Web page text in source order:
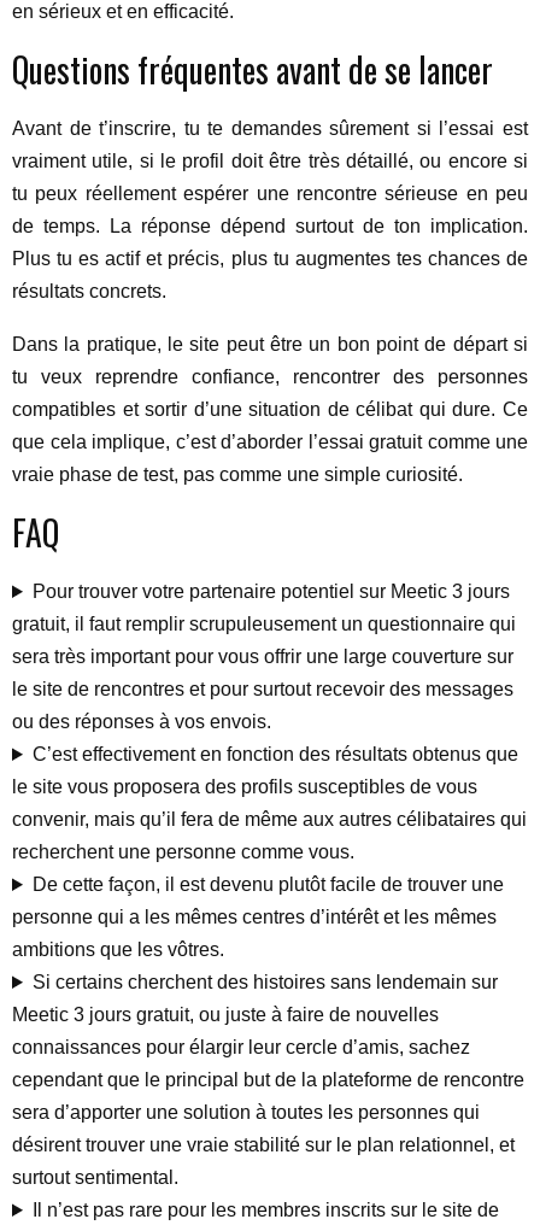
en sérieux et en efficacité.
Questions fréquentes avant de se lancer
Avant de t’inscrire, tu te demandes sûrement si l’essai est
vraiment utile, si le profil doit être très détaillé, ou encore si
tu peux réellement espérer une rencontre sérieuse en peu
de temps. La réponse dépend surtout de ton implication.
Plus tu es actif et précis, plus tu augmentes tes chances de
résultats concrets.
Dans la pratique, le site peut être un bon point de départ si
tu veux reprendre confiance, rencontrer des personnes
compatibles et sortir d’une situation de célibat qui dure. Ce
que cela implique, c’est d’aborder l’essai gratuit comme une
vraie phase de test, pas comme une simple curiosité.
FAQ
Pour trouver votre partenaire potentiel sur Meetic 3 jours
gratuit, il faut remplir scrupuleusement un questionnaire qui
sera très important pour vous offrir une large couverture sur
le site de rencontres et pour surtout recevoir des messages
ou des réponses à vos envois.
C’est effectivement en fonction des résultats obtenus que
le site vous proposera des profils susceptibles de vous
convenir, mais qu’il fera de même aux autres célibataires qui
recherchent une personne comme vous.
De cette façon, il est devenu plutôt facile de trouver une
personne qui a les mêmes centres d’intérêt et les mêmes
ambitions que les vôtres.
Si certains cherchent des histoires sans lendemain sur
Meetic 3 jours gratuit, ou juste à faire de nouvelles
connaissances pour élargir leur cercle d’amis, sachez
cependant que le principal but de la plateforme de rencontre
sera d’apporter une solution à toutes les personnes qui
désirent trouver une vraie stabilité sur le plan relationnel, et
surtout sentimental.
Il n’est pas rare pour les membres inscrits sur le site de